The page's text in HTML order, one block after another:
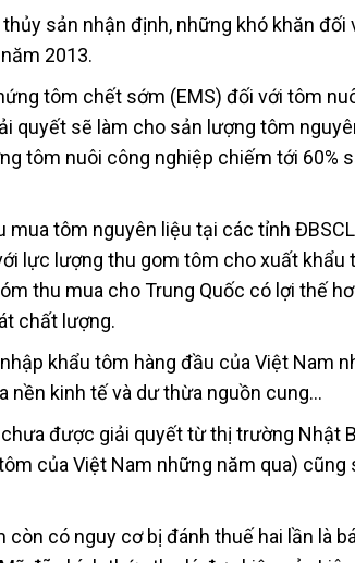
sản nhận định, những khó khăn
2013.
tôm chết sớm (EMS) đối với tôm
quyết sẽ làm cho sản lượng tôm
tôm nuôi công nghiệp chiếm tới 60%
mua tôm nguyên liệu tại các tỉnh
lực lượng thu gom tôm cho xuất khẩu
thu mua cho Trung Quốc có lợi thế
chất lượng.
khẩu tôm hàng đầu của Việt Nam
nền kinh tế và dư thừa nguồn cung…
được giải quyết từ thị trường Nhật
của Việt Nam những năm qua)
có nguy cơ bị đánh thuế hai lần là